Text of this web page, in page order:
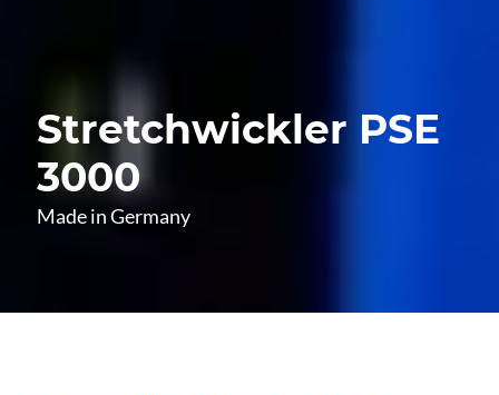
Stretchwickler PSE
3000
Made in Germany